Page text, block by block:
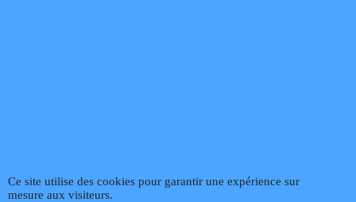
Ce site utilise des cookies pour garantir une expérience sur
mesure aux visiteurs.